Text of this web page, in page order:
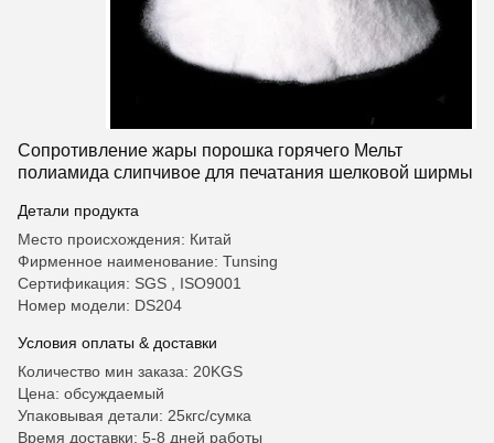
Сопротивление жары порошка горячего Мельт
полиамида слипчивое для печатания шелковой ширмы
Детали продукта
Место происхождения: Китай
Фирменное наименование: Tunsing
Сертификация: SGS , ISO9001
Номер модели: DS204
Условия оплаты & доставки
Количество мин заказа: 20KGS
Цена: обсуждаемый
Упаковывая детали: 25кгс/сумка
Время доставки: 5-8 дней работы